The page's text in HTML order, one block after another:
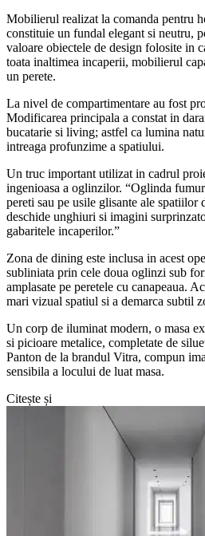
Mobilierul realizat la comanda pentru
constituie un fundal elegant si neutru,
valoare obiectele de design folosite in
toata inaltimea incaperii, mobilierul
un perete.
La nivel de compartimentare au fost
Modificarea principala a constat in
bucatarie si living; astfel ca lumina
intreaga profunzime a spatiului.
Un truc important utilizat in cadrul
ingenioasa a oglinzilor. “Oglinda
pereti sau pe usile glisante ale spatiilor
deschide unghiuri si imagini
gabaritele incaperilor.”
Zona de dining este inclusa in acest
subliniata prin cele doua oglinzi sub
amplasate pe peretele cu canapeaua.
mari vizual spatiul si a demarca subtil
Un corp de iluminat modern, o masa
si picioare metalice, completate de
Panton de la brandul Vitra, compun
sensibila a locului de luat masa.
Citește și